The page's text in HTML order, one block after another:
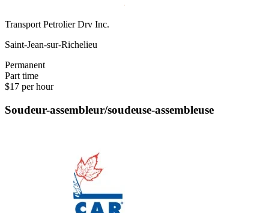
Transport Petrolier Drv Inc.
Saint-Jean-sur-Richelieu
Permanent
Part time
$17 per hour
Soudeur-assembleur/soudeuse-assembleuse